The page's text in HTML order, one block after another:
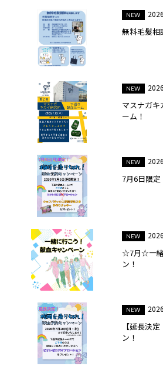
無料毛髪相
マスナガ
ーム！
7月6日限定
☆7月☆一緒
ン！
【延長決
ン！